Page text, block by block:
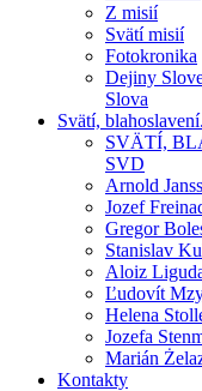
Z misií
Svätí misií
Fotokronika
Dejiny
Slova
Svätí,
SVÄTÍ,
SVD
Arnold
Jozef
Gregor
Stanislav
Aloiz
Ľudovít
Helena
Jozefa
Marián
Kontakty